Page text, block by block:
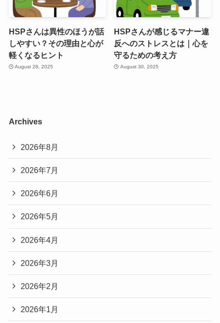
HSPさんは異性のほうが話
しやすい？その理由と心が
軽くなるヒント
August 28, 2025
HSPさんが感じるマナー違
反へのストレスとは｜心を
守るための考え方
August 30, 2025
Archives
2026年8月
2026年7月
2026年6月
2026年5月
2026年4月
2026年3月
2026年2月
2026年1月